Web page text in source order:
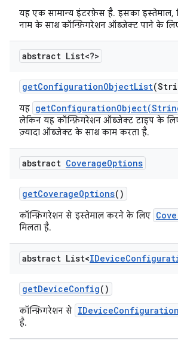
यह एक सामान्य इंटरफ़ेस है. इसका इस्तेमाल,
नाम के साथ कॉन्फ़िगरेशन ऑब्जेक्ट पाने के
abstract List<?>
getConfigurationObjectList
यह
लेकिन यह कॉन्फ़िगरेशन ऑब्जेक्ट टाइप के
ज़्यादा ऑब्जेक्ट के साथ काम करता है.
abstract CoverageOptions
getCoverageOptions()
कॉन्फ़िगरेशन से इस्तेमाल करने के लिए
मिलता है.
abstract List<IDevice
getDeviceConfig()
कॉन्फ़िगरेशन से IDeviceConfiguration
है.